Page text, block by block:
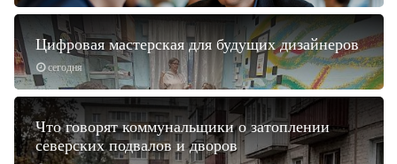
сегодня
Цифровая мастерская для будущих дизайнеров
Что говорят коммунальщики о затоплении
северских подвалов и дворов